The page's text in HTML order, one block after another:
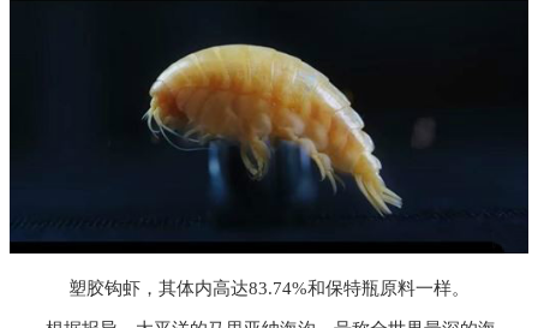
塑胶钩虾，其体内高达83.74%和保特瓶原料一样。